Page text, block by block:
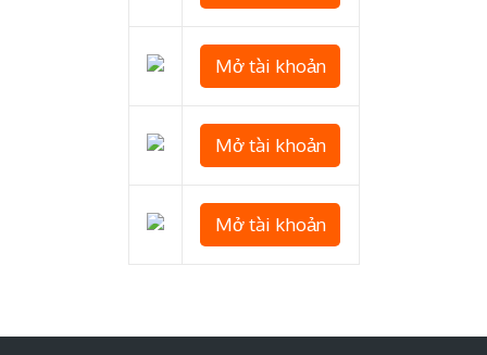
Mở tài khoản
Mở tài khoản
Mở tài khoản